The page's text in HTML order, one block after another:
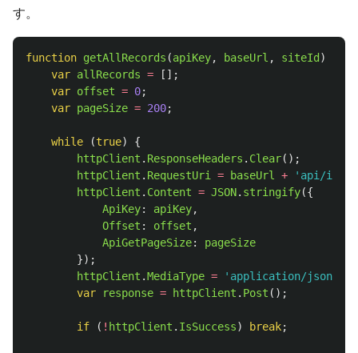
す。
function getAllRecords (apiKey, baseUrl , siteId )
var allRecords =
[];
var offset = 0;
var pageSize = 200;
while (true)
{
httpClient . ResponseHeaders . Clear();
httpClient . RequestUri = baseUrl + ' api/
httpClient . Content = JSON. stringify({
ApiKey: apiKey,
Offset : offset ,
ApiGetPageSize:
pageSize
});
httpClient .MediaType = ' application/json
var
response = httpClient . Post ();
if ( ! httpClient . IsSuccess) break;